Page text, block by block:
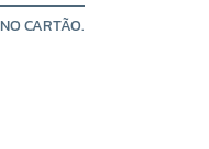
NO CARTÃO.